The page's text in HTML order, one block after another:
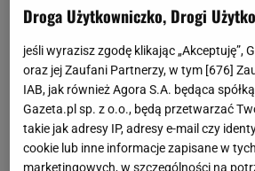
Gala KSW 42 odbędzie się 3
Arenie. Organizacja
tradycyjnie 9 pojedynków, w tym
mistrzowski organizacji, bój
mistrzami oraz debiut w kategorii
młodych zawodniczek.
Droga Użytkowniczko, Drogi
jeśli wyrazisz zgodę klikając „Akceptuję”,
oraz jej Zaufani Partnerzy, w tym [676]
IAB, jak również Agora S.A. będąca
Gazeta.pl sp. z o.o., będą przetwarzać
takie jak adresy IP, adresy e-mail czy
cookie lub inne informacje zapisane w
marketingowych, w szczególności na